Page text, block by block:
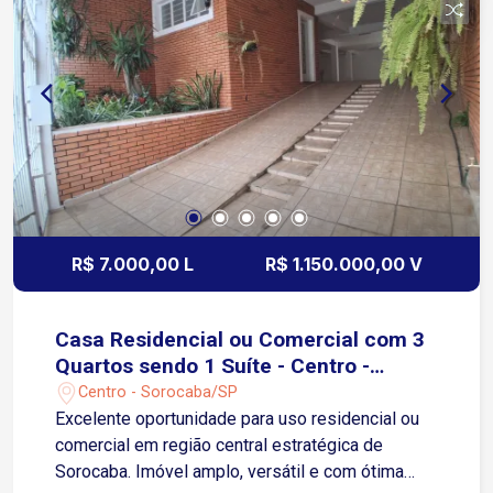
visita!
R$ 7.000,00 L R$ 1.150.000,00 V
Casa Residencial ou Comercial com 3
Quartos sendo 1 Suíte - Centro -
Sorocaba/SP
Centro - Sorocaba/SP
Excelente oportunidade para uso residencial ou
comercial em região central estratégica de
Sorocaba. Imóvel amplo, versátil e com ótima